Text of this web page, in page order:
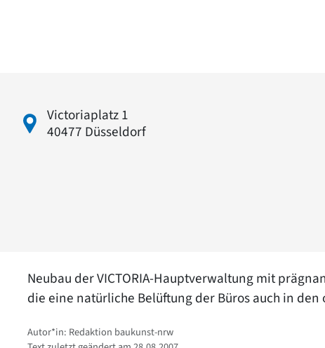
Victoriaplatz 1
40477 Düsseldorf
Neubau der VICTORIA-Hauptverwaltung mit
die eine natürliche Belüftung der Büros auch in
Autor*in: Redaktion baukunst-nrw